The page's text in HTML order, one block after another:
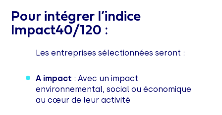
Pour intégrer l’indice
Impact40/120 :
Les entreprises sélectionnées seront :
A impact : Avec un impact
environnemental, social ou économique
au cœur de leur activité